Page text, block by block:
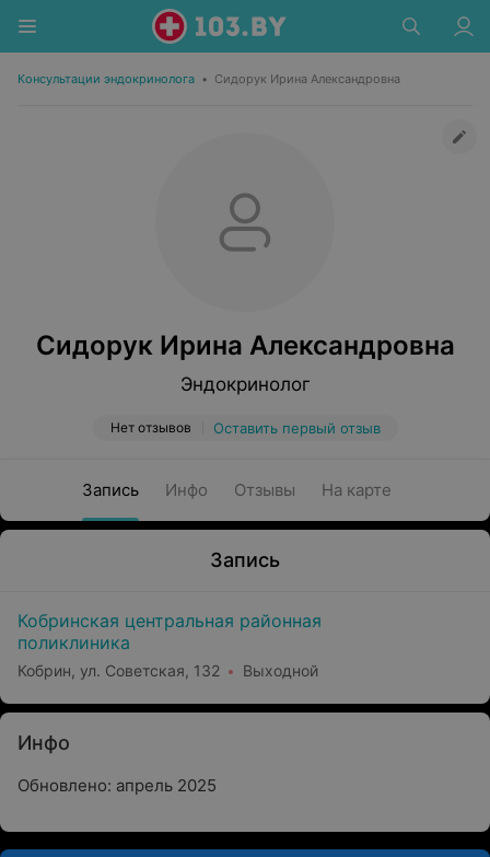
Консультации эндокринолога • Сидорук Ирина Александровна
Сидорук Ирина Александровна
Эндокринолог
Нет отзывов Оставить первый отзыв
Запись Инфо Отзывы На карте
Запись
Кобринская центральная районная
поликлиника
Кобрин, ул. Советская, 132 Выходной
Инфо
Обновлено: апрель 2025